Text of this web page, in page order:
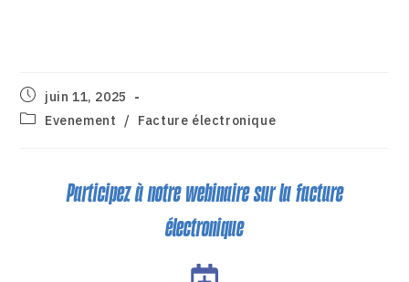
juin 11, 2025
Evenement
/ Facture électronique
Participez à notre webinaire sur la facture
électronique